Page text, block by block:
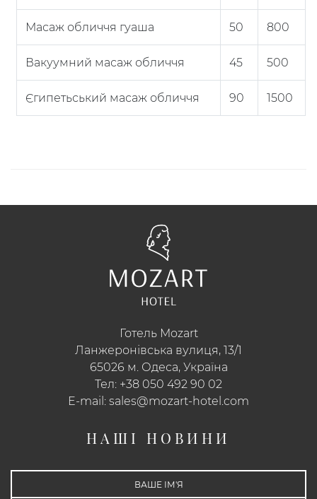
Масаж обличчя гуаша 50 800
Вакуумний масаж обличчя 45 500
Єгипетьський масаж обличчя 90 1500
Готель Mozart
Ланжеронівська вулиця, 13/1
65026 м. Одеса, Україна
Тел: +38 050 492 90 02
E-mail: sales@mozart-hotel.com
НАШІ НОВИНИ